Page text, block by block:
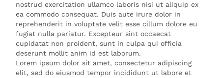
nostrud exercitation ullamco laboris nisi ut aliquip ex
ea commodo consequat. Duis aute irure dolor in
reprehenderit in voluptate velit esse cillum dolore eu
fugiat nulla pariatur. Excepteur sint occaecat
cupidatat non proident, sunt in culpa qui officia
deserunt mollit anim id est laborum.
Lorem ipsum dolor sit amet, consectetur adipiscing
elit, sed do eiusmod tempor incididunt ut labore et